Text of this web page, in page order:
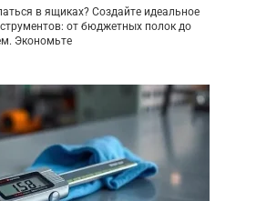
в ящиках? Создайте идеальное
от бюджетных полок до
Экономьте